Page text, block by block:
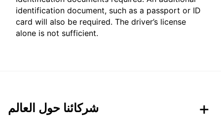
identification document, such as a passport or ID
card will also be required. The driver’s license
alone is not sufficient.
شركائنا حول العالم